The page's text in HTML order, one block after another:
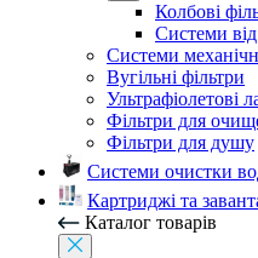
Колбові
Системи
Системи
Вугільні фільтри
Ультрафіолетові
Фільтри для
Фільтри для душу
Системи очистки
Картриджі та
Каталог товарів